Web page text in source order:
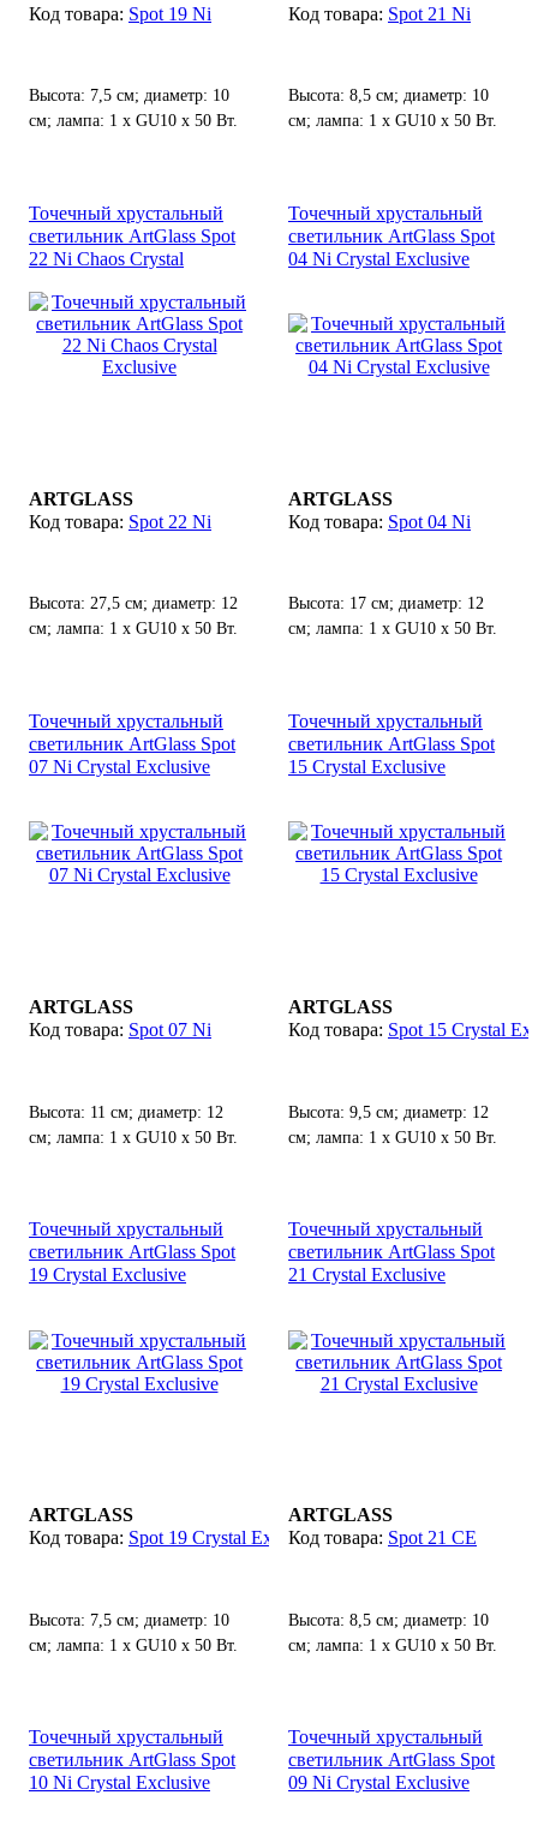
Spot 19 Ni
Высота: 7,5 см; диаметр: 10
см; лампа: 1 х GU10 х 50 Вт.
Spot 21 Ni
Высота: 8,5 см; диаметр: 10
см; лампа: 1 х GU10 х 50 Вт.
Точечный хрустальный
светильник ArtGlass Spot
22 Ni Chaos Crystal
ARTGLASS
Spot 22 Ni
Высота: 27,5 см; диаметр: 12
см; лампа: 1 х GU10 х 50 Вт.
Точечный хрустальный
светильник ArtGlass Spot
04 Ni Crystal Exclusive
ARTGLASS
Spot 04 Ni
Высота: 17 см; диаметр: 12
см; лампа: 1 х GU10 х 50 Вт.
Точечный хрустальный
светильник ArtGlass Spot
07 Ni Crystal Exclusive
ARTGLASS
Spot 07 Ni
Высота: 11 см; диаметр: 12
см; лампа: 1 х GU10 х 50 Вт.
Точечный хрустальный
светильник ArtGlass Spot
15 Crystal Exclusive
ARTGLASS
Spot 15 Crystal
Высота: 9,5 см; диаметр: 12
см; лампа: 1 х GU10 х 50 Вт.
Точечный хрустальный
светильник ArtGlass Spot
19 Crystal Exclusive
ARTGLASS
Spot 19 Crystal Exclusive
Высота: 7,5 см; диаметр: 10
см; лампа: 1 х GU10 х 50 Вт.
Точечный хрустальный
светильник ArtGlass Spot
21 Crystal Exclusive
ARTGLASS
Spot 21 CE
Высота: 8,5 см; диаметр: 10
см; лампа: 1 х GU10 х 50 Вт.
Точечный хрустальный
светильник ArtGlass Spot
10 Ni Crystal Exclusive
Точечный хрустальный
светильник ArtGlass Spot
09 Ni Crystal Exclusive